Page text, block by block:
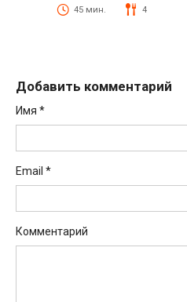
45 мин. 4
Добавить комментарий
Имя *
Email *
Комментарий